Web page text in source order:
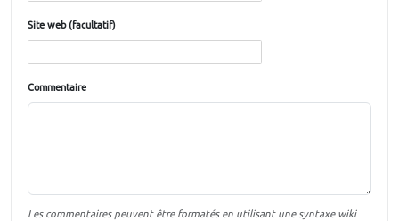
Site web (facultatif)
Commentaire
Les commentaires peuvent être formatés en utilisant une syntaxe wiki